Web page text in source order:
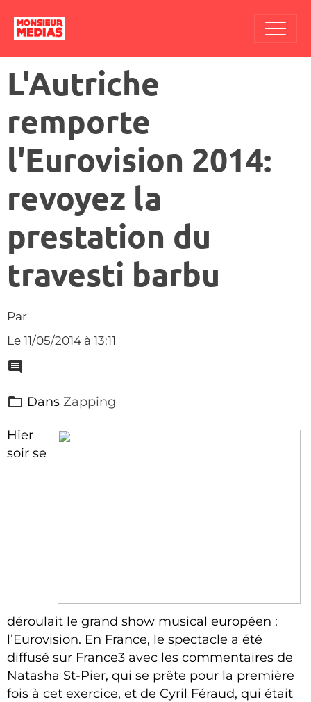
L'Autriche
remporte
l'Eurovision 2014:
revoyez la
prestation du
travesti barbu
Par
Le 11/05/2014 à 13:11
Dans Zapping
Hier
soir se
déroulait le grand show musical européen :
l’Eurovision. En France, le spectacle a été
diffusé sur France3 avec les commentaires de
Natasha St-Pier, qui se prête pour la première
fois à cet exercice, et de Cyril Féraud, qui était